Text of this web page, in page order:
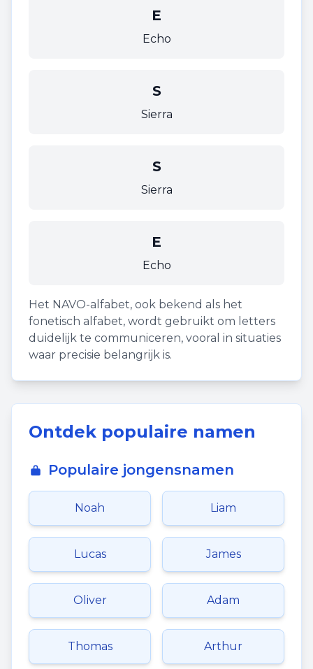
E
Echo
S
Sierra
S
Sierra
E
Echo
Het NAVO-alfabet, ook bekend als het
fonetisch alfabet, wordt gebruikt om letters
duidelijk te communiceren, vooral in situaties
waar precisie belangrijk is.
Ontdek populaire namen
Populaire jongensnamen
Noah Liam
Lucas James
Oliver Adam
Thomas Arthur